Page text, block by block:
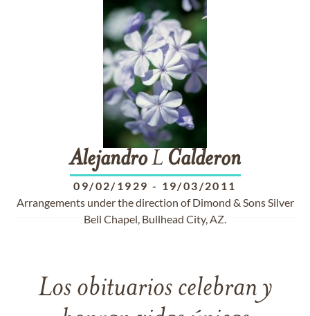
AlejandroL Calderon
09/02/1929 - 19/03/2011
Arrangements under the direction of Dimond & Sons Silver
Bell Chapel, Bullhead City, AZ.
Los obituarios celebran y